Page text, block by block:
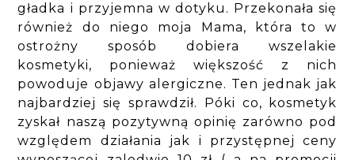
gładka i przyjemna w dotyku. Przekonała się
również do niego moja Mama, która to w
ostrożny sposób dobiera wszelakie
kosmetyki, ponieważ większość z nich
powoduje objawy alergiczne. Ten jednak jak
najbardziej się sprawdził. Póki co, kosmetyk
zyskał naszą pozytywną opinię zarówno pod
względem działania jak i przystępnej ceny